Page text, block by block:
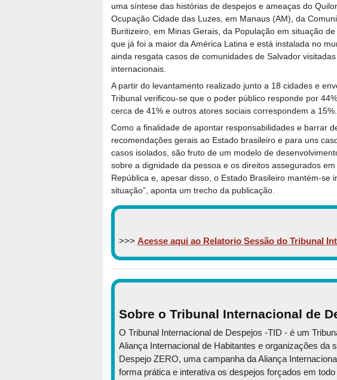
uma síntese das histórias de despejos e ameaças do
Ocupação Cidade das Luzes, em Manaus (AM), da
Buritizeiro, em Minas Gerais, da População em situação
que já foi a maior da América Latina e está instalada no
ainda resgata casos de comunidades de Salvador
internacionais.
A partir do levantamento realizado junto a 18 cidades e
Tribunal verificou-se que o poder público responde por
cerca de 41% e outros atores sociais correspondem a 15%.
Como a finalidade de apontar responsabilidades e barrar
recomendações gerais ao Estado brasileiro e para uns
casos isolados, são fruto de um modelo de
sobre a dignidade da pessoa e os direitos assegurados
República e, apesar disso, o Estado Brasileiro mantém-
situação”, aponta um trecho da publicação.
>>> Acesse aqui ao Relatorio Sessão do Tribunal
Sobre o Tribunal Internacional de
O Tribunal Internacional de Despejos -TID - é um
Aliança Internacional de Habitantes e organizações da
Despejo ZERO, uma campanha da Aliança
forma prática e interativa os despejos forçados em todo